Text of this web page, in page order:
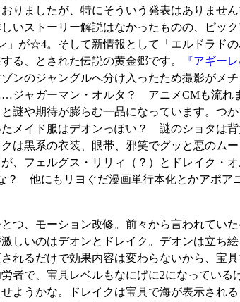
りましたが、特にそういう発表はありませ
いストーリー解説はなかったものの、ピッ
が☆4。そして新情報として「エルドラド
る、とされた伝説の黄金郷です。
『アギー
ンのジャングルへ分け入ったため撮影がメ
ガーマン・オルタ？ アニメCMも流れま
謎や期待が膨らむ一品になっています。つ
メイド服はデオンっぽい？ 謎のショタは
は黒系の衣装、眼帯、邪笑でグッと悪のム
、フェルグス・リリィ（？）とドレイク・
他にもリヨぐだ漫画単行本化とかアポア
つ、モーション改修。前々から言われてい
しいのはデオンとドレイク。デオンは立ち
れるだけで効果内容は変わらないから、宝
者で、宝具レベルもなにげに2になってい
うかな。ドレイクは宝具で海が表示され